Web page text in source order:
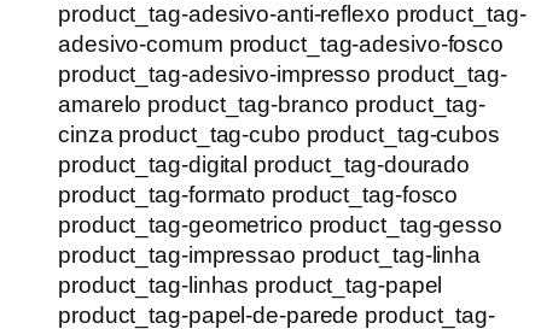
product_tag-adesivo-anti-reflexo product_tag-
adesivo-comum product_tag-adesivo-fosco
product_tag-adesivo-impresso product_tag-
amarelo product_tag-branco product_tag-
cinza product_tag-cubo product_tag-cubos
product_tag-digital product_tag-dourado
product_tag-formato product_tag-fosco
product_tag-geometrico product_tag-gesso
product_tag-impressao product_tag-linha
product_tag-linhas product_tag-papel
product_tag-papel-de-parede product_tag-